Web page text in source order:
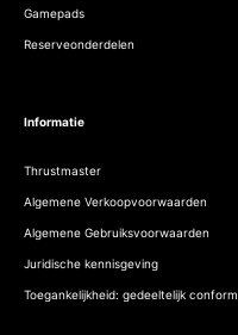
Gamepads
Reserveonderdelen
Informatie
Thrustmaster
Algemene Verkoopvoorwaarden
Algemene Gebruiksvoorwaarden
Juridische kennisgeving
Toegankelijkheid: gedeeltelijk conform